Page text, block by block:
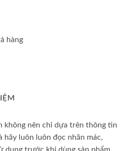
hàng
không nên chỉ dựa trên thông tin
luôn luôn đọc nhãn mác,